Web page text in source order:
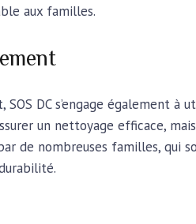
aux familles.
DC s’engage également à
un nettoyage efficace,
de nombreuses familles, qui